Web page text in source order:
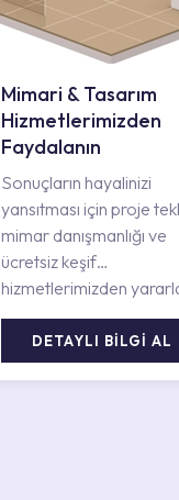
Mimari & Tasarım
Hizmetlerimizden
Faydalanın
Sonuçların hayalinizi
yansıtması için proje
mimar danışmanlığı ve
ücretsiz keşif
hizmetlerimizden
DETAYLI BİLGİ AL